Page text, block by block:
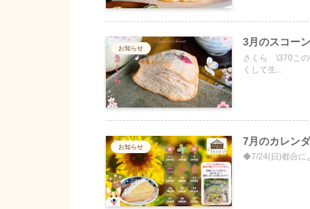
お知らせ
3月のスコー
さくら \370この
くして生...
お知らせ
7月のカレン
◆7/24(日)都合に